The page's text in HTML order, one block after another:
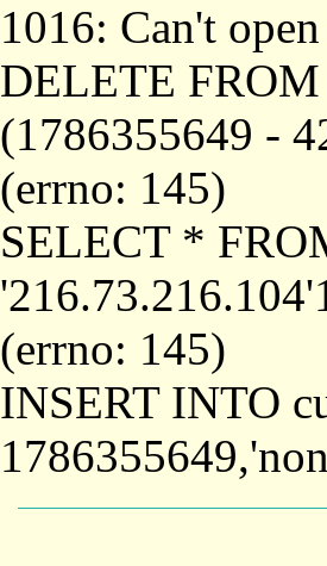
1016: Can't
DELETE FROM
(1786355649 -
(errno: 145)
SELECT *
(errno: 145)
INSERT INTO